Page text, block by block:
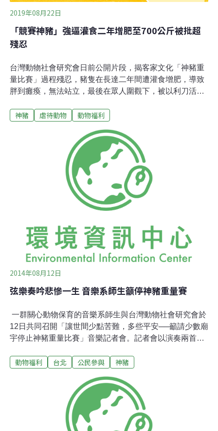
2019年08月22日
「競賽神豬」強逼灌食二年增肥至700公斤被批超
殘忍
台灣動物社會研究會日前公開片段，揭客家文化「神豬重
量比賽」過程殘忍，豬隻在長達二年間遭灌食增肥，導致
胖到癱瘓，無法站立，最後在眾人圍觀下，被以利刀活活
過程中被限制活動，被迫關在用粗竹或鐵管架設的「窟」
100多公斤重，但為了讓神豬賣得更好價錢，在灌食一至
二年後，神豬體重能高達700公斤。當神豬不肯進食時，
飼養員會用灌食器敲打豬鼻，逼神豬張開嘴巴，而且為預
防神豬掙扎，在餵食時會用一根又長又粗的竹杆，壓在神
豬背部令牠無法動彈。在飼養過程中，不少神豬因肥胖罹
患疾病，尤其在高溫時，經常導致動物死亡。台灣動物社
會研究會批評，此舉已違反「動保法」與「畜牧法」法
離地30公分，痛斥比賽以「宗教、民俗」之名，拿著宗教
祭祀的大旗殘虐動物，強行灌食的行為令人痛心。
神豬 虐待動物 動物福利
2014年08月12日
弦樂奏吟悲慘一生 音樂系師生籲停神豬重量賽
一群關心動物保育的音樂系師生與台灣動物社會研究會於
12日共同召開「讓世間少點苦難，多些平安──籲請少數廟
宇停止神豬重量比賽」音樂記者會。記者會以演奏兩首優
的神豬重量競賽，並傳達「不造成其他生命苦難，才能創
藝術大學音樂系，3位來自輔仁大學音樂系。他們以小提
琴演奏兩首弦樂，曲調時而悠揚，時而哀淒，與身後投影
「神豬被不人道對待」的影片，在視覺上形成強烈對比，
也讓人對神豬的悲慘遭遇感同身受。動物社會研究會主任
動物福利 台北 公民參與 神豬